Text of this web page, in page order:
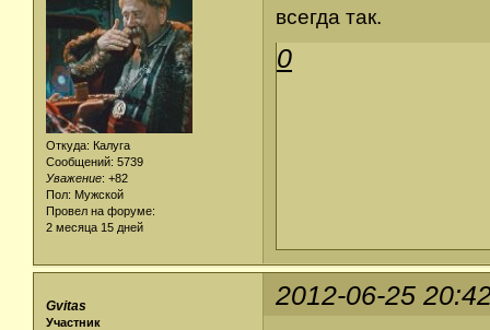
Откуда: Калуга
Сообщений: 5739
Уважение: +82
Пол: Мужской
Провел на форуме:
2 месяца 15 дней
всегда так.
0
2012-06-25
Gvitas
Участник